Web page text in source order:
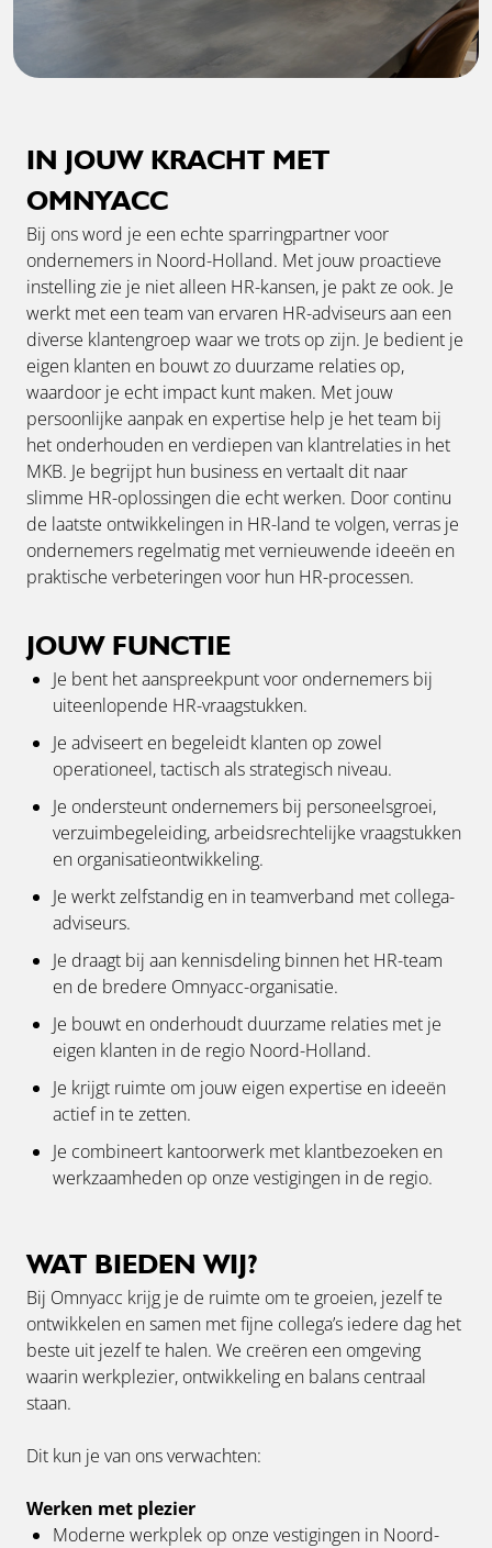
IN JOUW KRACHT MET
OMNYACC
Bij ons word je een echte sparringpartner voor
ondernemers in Noord-Holland. Met jouw proactieve
instelling zie je niet alleen HR-kansen, je pakt ze ook. Je
werkt met een team van ervaren HR-adviseurs aan een
diverse klantengroep waar we trots op zijn. Je bedient je
eigen klanten en bouwt zo duurzame relaties op,
waardoor je echt impact kunt maken. Met jouw
persoonlijke aanpak en expertise help je het team bij
het onderhouden en verdiepen van klantrelaties in het
MKB. Je begrijpt hun business en vertaalt dit naar
slimme HR-oplossingen die echt werken. Door continu
de laatste ontwikkelingen in HR-land te volgen, verras je
ondernemers regelmatig met vernieuwende ideeën en
praktische verbeteringen voor hun HR-processen.
JOUW FUNCTIE
Je bent het aanspreekpunt voor ondernemers bij
uiteenlopende HR-vraagstukken.
Je adviseert en begeleidt klanten op zowel
operationeel, tactisch als strategisch niveau.
Je ondersteunt ondernemers bij personeelsgroei,
verzuimbegeleiding, arbeidsrechtelijke vraagstukken
en organisatieontwikkeling.
Je werkt zelfstandig en in teamverband met collega-
adviseurs.
Je draagt bij aan kennisdeling binnen het HR-team
en de bredere Omnyacc-organisatie.
Je bouwt en onderhoudt duurzame relaties met je
eigen klanten in de regio Noord-Holland.
Je krijgt ruimte om jouw eigen expertise en ideeën
actief in te zetten.
Je combineert kantoorwerk met klantbezoeken en
werkzaamheden op onze vestigingen in de regio.
WAT BIEDEN WIJ?
Bij Omnyacc krijg je de ruimte om te groeien, jezelf te
ontwikkelen en samen met fijne collega’s iedere dag het
beste uit jezelf te halen. We creëren een omgeving
waarin werkplezier, ontwikkeling en balans centraal
staan.
Dit kun je van ons verwachten:
Werken met plezier
Moderne werkplek op onze vestigingen in Noord-